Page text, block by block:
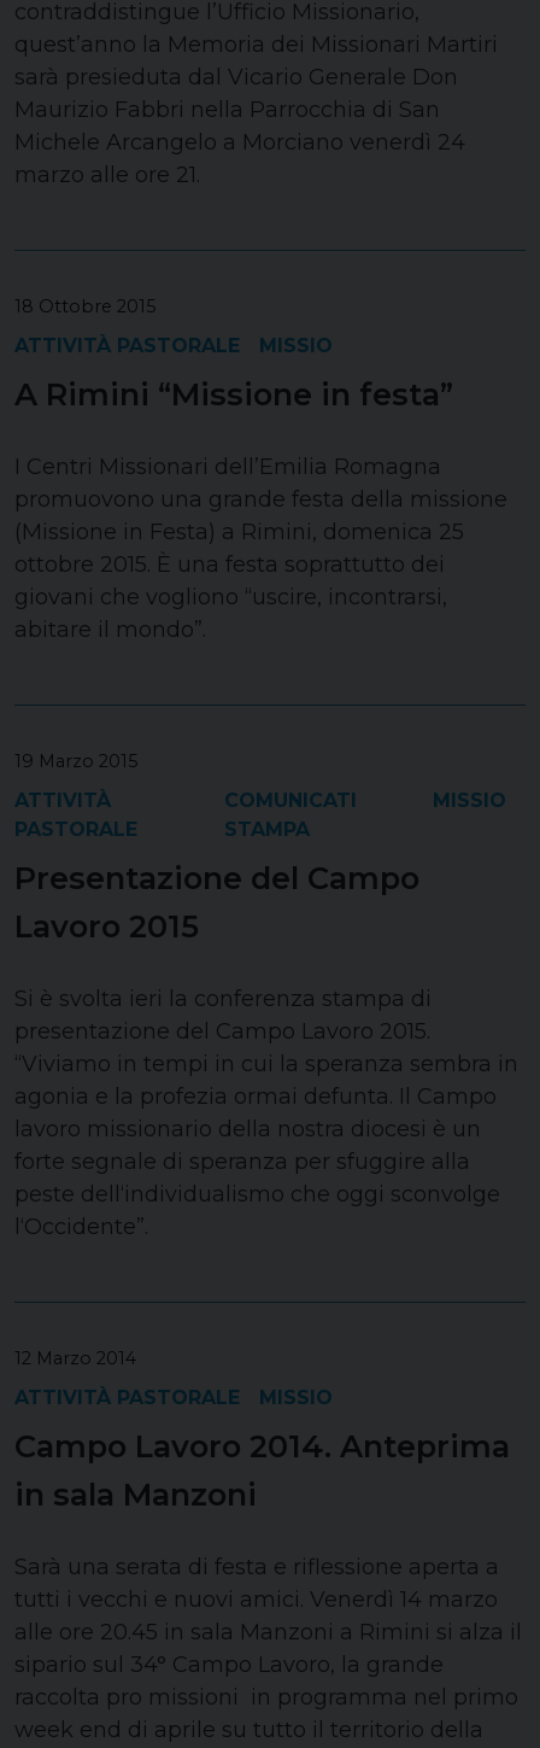
contraddistingue l’Ufficio Missionario,
quest’anno la Memoria dei Missionari Martiri
sarà presieduta dal Vicario Generale Don
Maurizio Fabbri nella Parrocchia di San
Michele Arcangelo a Morciano venerdì 24
marzo alle ore 21.
18 Ottobre 2015
ATTIVITÀ PASTORALE MISSIO
A Rimini “Missione in festa”
I Centri Missionari dell’Emilia Romagna
promuovono una grande festa della missione
(Missione in Festa) a Rimini, domenica 25
ottobre 2015. È una festa soprattutto dei
giovani che vogliono “uscire, incontrarsi,
abitare il mondo”.
19 Marzo 2015
ATTIVITÀ
PASTORALE
COMUNICATI
STAMPA
MISSIO
Presentazione del Campo
Lavoro 2015
Si è svolta ieri la conferenza stampa di
presentazione del Campo Lavoro 2015.
“Viviamo in tempi in cui la speranza sembra in
agonia e la profezia ormai defunta. Il Campo
lavoro missionario della nostra diocesi è un
forte segnale di speranza per sfuggire alla
peste dell‘individualismo che oggi sconvolge
l‘Occidente”.
12 Marzo 2014
ATTIVITÀ PASTORALE MISSIO
Campo Lavoro 2014. Anteprima
in sala Manzoni
Sarà una serata di festa e riflessione aperta a
tutti i vecchi e nuovi amici. Venerdì 14 marzo
alle ore 20.45 in sala Manzoni a Rimini si alza il
sipario sul 34° Campo Lavoro, la grande
raccolta pro missioni in programma nel primo
week end di aprile su tutto il territorio della